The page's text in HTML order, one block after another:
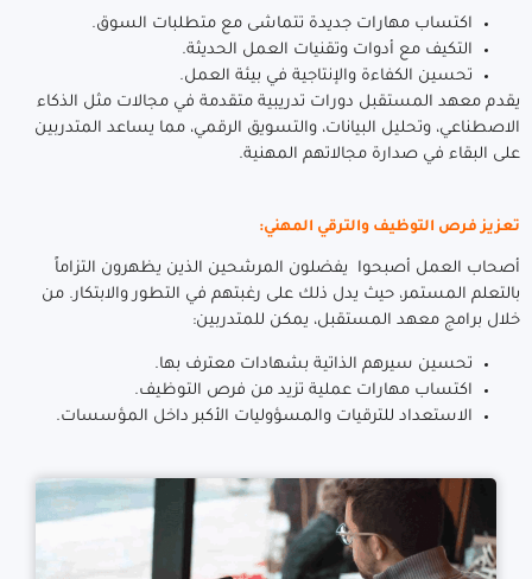
اكتساب مهارات جديدة تتماشى مع متطلبات السوق.
التكيف مع أدوات وتقنيات العمل الحديثة.
تحسين الكفاءة والإنتاجية في بيئة العمل.
يقدم معهد المستقبل دورات تدريبية متقدمة في مجالات مثل الذكاء
الاصطناعي، وتحليل البيانات، والتسويق الرقمي، مما يساعد المتدربين
على البقاء في صدارة مجالاتهم المهنية.
تعزيز فرص التوظيف والترقي المهني:
أصحاب العمل أصبحوا يفضلون المرشحين الذين يظهرون التزاماً
بالتعلم المستمر، حيث يدل ذلك على رغبتهم في التطور والابتكار. من
خلال برامج معهد المستقبل، يمكن للمتدربين:
تحسين سيرهم الذاتية بشهادات معترف بها.
اكتساب مهارات عملية تزيد من فرص التوظيف.
الاستعداد للترقيات والمسؤوليات الأكبر داخل المؤسسات.